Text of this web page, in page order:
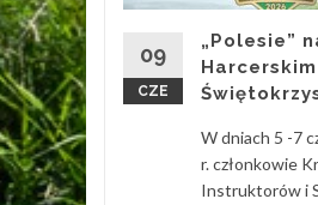
i
09
CZE
„Polesie”
W dniach 5 -7
r. członkowie
Instruktorów i